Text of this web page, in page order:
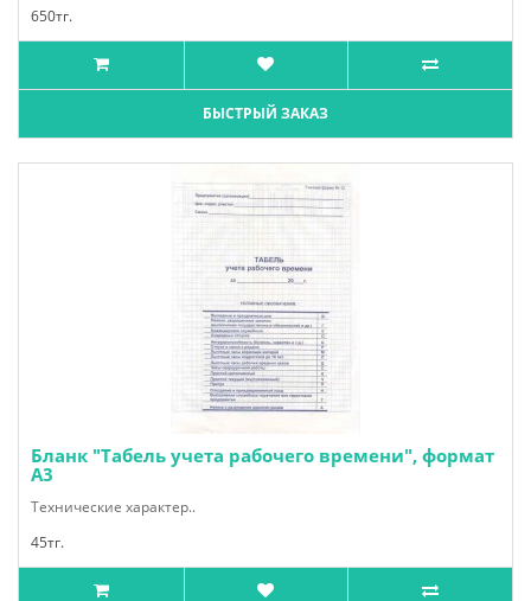
650тг.
БЫСТРЫЙ ЗАКАЗ
Бланк "Табель учета рабочего времени", формат
А3
Технические характер..
45тг.